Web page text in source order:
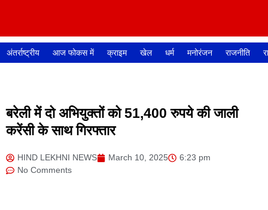
अंतर्राष्ट्रीय आज फोकस में क्राइम खेल धर्म मनोरंजन राजनीति
बरेली में दो अभियुक्तों को 51,400 रुपये की जाली
करेंसी के साथ गिरफ्तार
HIND LEKHNI NEWS March 10, 2025
6:23 pm
No Comments